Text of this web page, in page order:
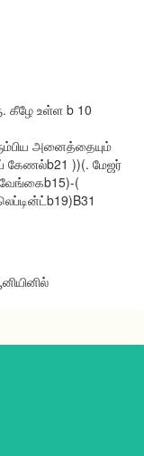
கீழே உள்ள b 10
அனைத்தையும்
கேணல்b21 ))(. மேஜர்
(